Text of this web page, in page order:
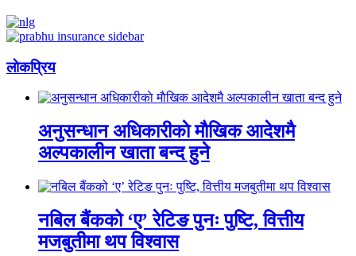
लाेकप्रिय
अनुसन्धान अधिकारीकाे माैखिक आदेशमै
अल्पकालीन खाता बन्द हुने
नबिल बैंकको ‘ए’ रेटिङ पुनः पुष्टि, वित्तीय
मजबुतीमा थप विश्वास